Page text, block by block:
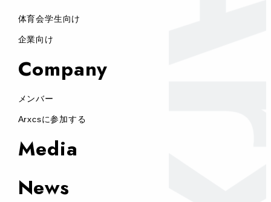
体育会学生向け
企業向け
Company
メンバー
Arxcsに参加する
Media
News